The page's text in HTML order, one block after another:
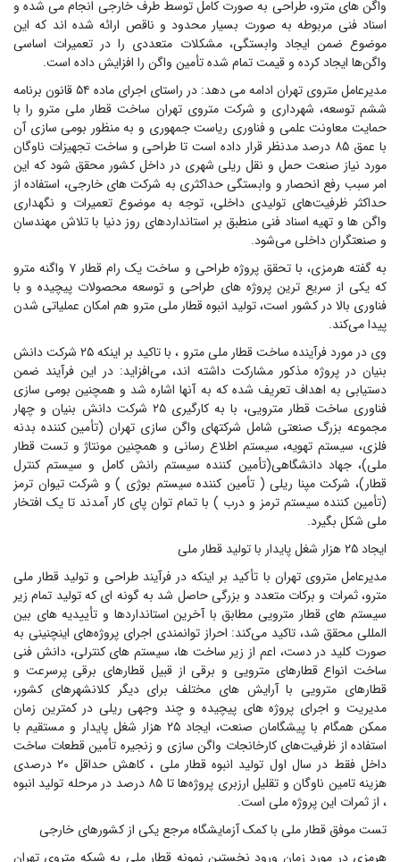
واگن های مترو، طراحی به صورت کامل توسط طرف خارجی انجام می شده و
اسناد فنی مربوطه به صورت بسیار محدود و ناقص ارائه شده اند که این
موضوع ضمن ایجاد وابستگی، مشکلات متعددی را در تعمیرات اساسی
واگن‌ها ایجاد کرده و قیمت تمام شده تأمین واگن را افزایش داده است.
مدیرعامل متروی تهران ادامه می دهد: در راستای اجرای ماده ۵۴ قانون برنامه
ششم توسعه، شهرداری و شرکت متروی تهران ساخت قطار ملی مترو را با
حمایت معاونت علمی و فناوری ریاست جمهوری و به منظور بومی سازی آن
با عمق ۸۵ درصد مدنظر قرار داده است تا طراحی و ساخت تجهیزات ناوگان
مورد نیاز صنعت حمل و نقل ریلی شهری در داخل کشور محقق شود که این
امر سبب رفع انحصار و وابستگی حداکثری به شرکت های خارجی، استفاده از
حداکثر ظرفیت‌های تولیدی داخلی، توجه به موضوع تعمیرات و نگهداری
واگن ها و تهیه اسناد فنی منطبق بر استانداردهای روز دنیا با تلاش مهندسان
و صنعتگران داخلی می‌شود.
به گفته هرمزی، با تحقق پروژه طراحی و ساخت یک رام قطار ۷ واگنه مترو
که یکی از سریع ترین پروژه های طراحی و توسعه محصولات پیچیده و با
فناوری بالا در کشور است، تولید انبوه قطار ملی مترو هم امکان عملیاتی شدن
پیدا می‌کند.
وی در مورد فرآینده ساخت قطار ملی مترو ، با تاکید بر اینکه ۲۵ شرکت دانش
بنیان در پروژه مذکور مشارکت داشته اند، می‌افزاید: در این فرآیند ضمن
دستیابی به اهداف تعریف شده که به آنها اشاره شد و همچنین بومی سازی
فناوری ساخت قطار مترویی، با به کارگیری ۲۵ شرکت دانش بنیان و چهار
مجموعه بزرگ صنعتی شامل شرکتهای واگن سازی تهران (تأمین کننده بدنه
فلزی، سیستم تهویه، سیستم اطلاع رسانی و همچنین مونتاژ و تست قطار
ملی)، جهاد دانشگاهی(تأمین کننده سیستم رانش کامل و سیستم کنترل
قطار)، شرکت مپنا ریلی ( تأمین کننده سیستم بوژی ) و شرکت تیوان ترمز
(تأمین کننده سیستم ترمز و درب ) با تمام توان پای کار آمدند تا یک افتخار
ملی شکل بگیرد.
ایجاد ۲۵ هزار شغل پایدار با تولید قطار ملی
مدیرعامل متروی تهران با تأکید بر اینکه در فرآیند طراحی و تولید قطار ملی
مترو،‌ ثمرات و برکات متعدد و بزرگی حاصل شد به گونه ای که تولید تمام زیر
سیستم های قطار مترویی مطابق با آخرین استانداردها و تأییدیه های بین
المللی محقق شد، تاکید می‌کند: احراز توانمندی اجرای پروژه‌های اینچنینی به
صورت کلید در دست، اعم از زیر ساخت ها، سیستم های کنترلی، دانش فنی
ساخت انواع قطارهای مترویی و برقی از قبیل قطارهای برقی پرسرعت و
قطارهای مترویی با آرایش های مختلف برای دیگر کلانشهرهای کشور،
مدیریت و اجرای پروژه های پیچیده و چند وجهی ریلی در کمترین زمان
ممکن همگام با پیشگامان صنعت، ایجاد ۲۵ هزار شغل پایدار و مستقیم با
استفاده از ظرفیت‌های کارخانجات واگن سازی و زنجیره تأمین قطعات ساخت
داخل فقط در سال اول تولید انبوه قطار ملی ، کاهش حداقل ۲۰ درصدی
هزینه تامین ناوگان و تقلیل ارزبری پروژه‌ها تا ۸۵ درصد در مرحله تولید انبوه
، از ثمرات این پروژه ملی است.
تست موفق قطار ملی با کمک آزمایشگاه مرجع یکی از کشورهای خارجی
هرمزی در مورد زمان ورود نخستین نمونه قطار ملی به شبکه متروی تهران